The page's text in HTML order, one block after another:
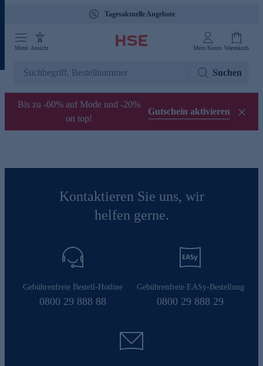
Tagesaktuelle Angebote
Menü Ansicht Mein Konto Warenkorb
Suchen
Bis zu -60% auf Mode und -20%
on top!
Gutschein aktivieren
Kontaktieren Sie uns, wir
helfen gerne.
Gebührenfreie Bestell-Hotline
0800 29 888 88
Gebührenfreie EASy-Bestellung
0800 29 888 29